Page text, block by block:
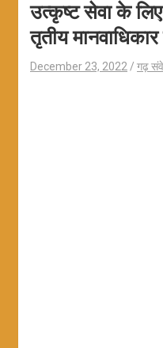
उत्कृष्ट सेवा के लिए
तृतीय
December 23, 2022 गढ़